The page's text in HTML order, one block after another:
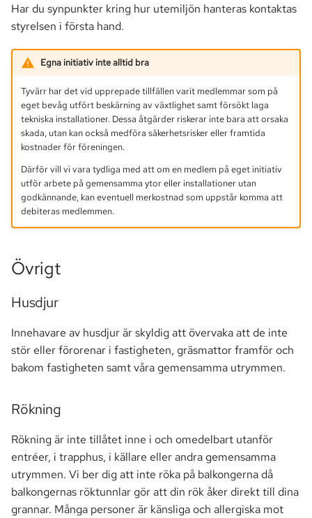
Har du synpunkter kring hur utemiljön hanteras kontaktas
styrelsen i första hand.
Egna initiativ inte alltid bra
Tyvärr har det vid upprepade tillfällen varit medlemmar som på
eget bevåg utfört beskärning av växtlighet samt försökt laga
tekniska installationer. Dessa åtgärder riskerar inte bara att orsaka
skada, utan kan också medföra säkerhetsrisker eller framtida
kostnader för föreningen.
Därför vill vi vara tydliga med att om en medlem på eget initiativ
utför arbete på gemensamma ytor eller installationer utan
godkännande, kan eventuell merkostnad som uppstår komma att
debiteras medlemmen.
Övrigt
Husdjur
Innehavare av husdjur är skyldig att övervaka att de inte
stör eller förorenar i fastigheten, gräsmattor framför och
bakom fastigheten samt våra gemensamma utrymmen.
Rökning
Rökning är inte tillåtet inne i och omedelbart utanför
entréer, i trapphus, i källare eller andra gemensamma
utrymmen. Vi ber dig att inte röka på balkongerna då
balkongernas röktunnlar gör att din rök åker direkt till dina
grannar. Många personer är känsliga och allergiska mot